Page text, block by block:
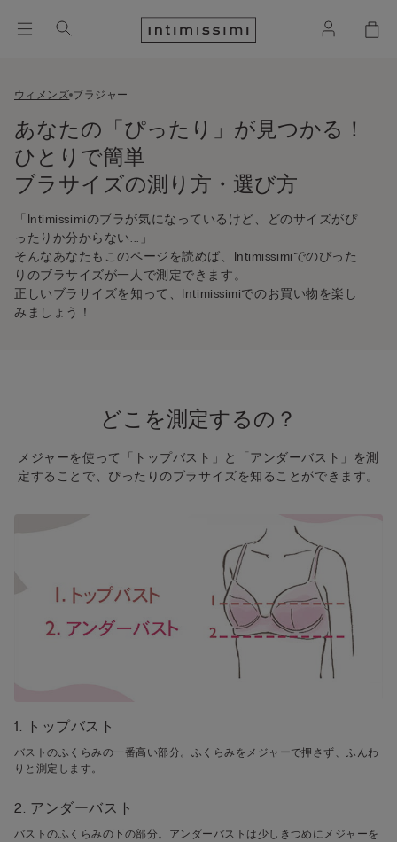
ウィメンズ ブラジャー
あなたの「ぴったり」が見つかる！
ひとりで簡単
ブラサイズの測り方・選び方
「Intimissimiのブラが気になっているけど、どのサイズがぴ
ったりか分からない...」
そんなあなたもこのページを読めば、Intimissimiでのぴった
りのブラサイズが一人で測定できます。
正しいブラサイズを知って、Intimissimiでのお買い物を楽し
みましょう！
どこを測定するの？
メジャーを使って「トップバスト」と「アンダーバスト」を測
定することで、ぴったりのブラサイズを知ることができます。
1. トップバスト
バストのふくらみの一番高い部分。ふくらみをメジャーで押さず、ふんわ
りと測定します。
2. アンダーバスト
バストのふくらみの下の部分。アンダーバストは少しきつめにメジャーを